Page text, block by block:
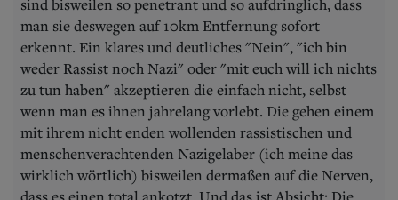
sind bisweilen so penetrant und so aufdringlich, dass
man sie deswegen auf 10km Entfernung sofort
erkennt. Ein klares und deutliches "Nein", "ich bin
weder Rassist noch Nazi" oder "mit euch will ich nichts
zu tun haben" akzeptieren die einfach nicht, selbst
wenn man es ihnen jahrelang vorlebt. Die gehen einem
mit ihrem nicht enden wollenden rassistischen und
menschenverachtenden Nazigelaber (ich meine das
wirklich wörtlich) bisweilen dermaßen auf die Nerven,